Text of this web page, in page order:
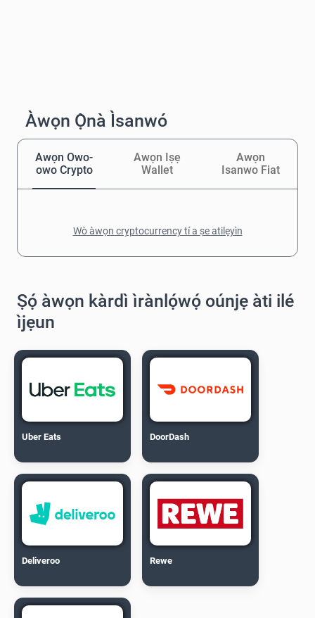
Àwọn Ọ̀nà Ìsanwó
Awọn Owo-
owo Crypto
Awọn Iṣẹ
Wallet
Awọn
Isanwo Fiat
Wò àwọn cryptocurrency tí a ṣe atilẹyìn
Ṣọ́ àwọn kàrdì ìrànlọ́wọ́ oúnjẹ àti ilé
ìjẹun
Uber Eats DoorDash
Deliveroo Rewe